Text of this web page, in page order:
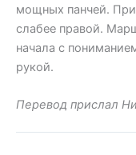
мощных панчей.
слабее правой.
начала с
рукой.
Перевод прислал